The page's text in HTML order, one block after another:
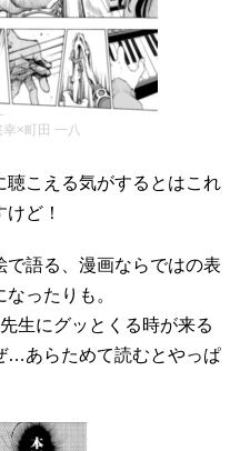
×町田 一八
こえる気がするとはこれ
ど！
語る、漫画ならではの表
ったりも。
生にグッとくる時が来る
…あらためて読むとやっぱ